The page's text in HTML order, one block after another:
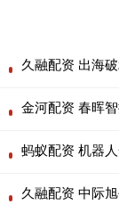
久融配资 出海
金河配资 春晖
久融配资 中际